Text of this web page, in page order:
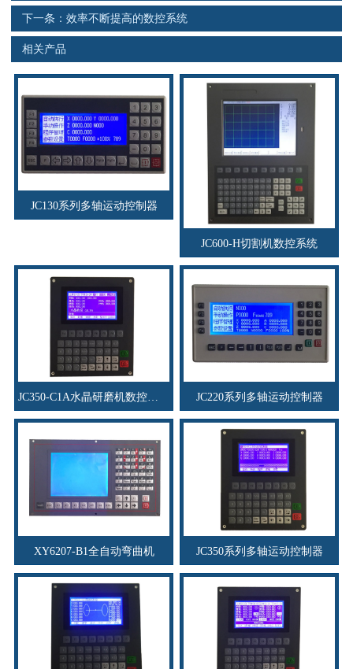
联系电话
s
下一条： 效率不断提高的数控系统
相关产品
JC130系列多轴运动控制器
JC600-H切割机数控系统
JC350-C1A水晶研磨机数控系统 JC220系列多轴运动控制器
XY6207-B1全自动弯曲机 JC350系列多轴运动控制器